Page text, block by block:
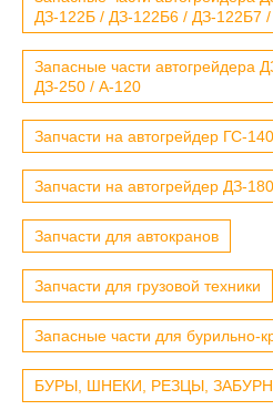
ДЗ-122Б / ДЗ-122Б6 / ДЗ-122Б7
Запасные части автогрейдера
ДЗ-250 / А-120
Запчасти на автогрейдер ГС-
Запчасти на автогрейдер ДЗ-
Запчасти для автокранов
Запчасти для грузовой техники
Запасные части для бурильно-
БУРЫ, ШНЕКИ, РЕЗЦЫ,